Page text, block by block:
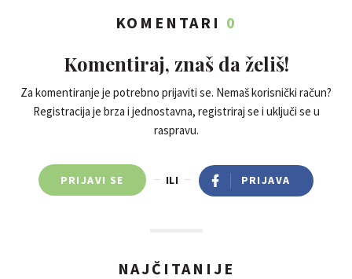
KOMENTARI 0
Komentiraj, znaš da želiš!
Za komentiranje je potrebno prijaviti se. Nemaš korisnički račun?
Registracija je brza i jednostavna, registriraj se i uključi se u
raspravu.
PRIJAVI SE ILI PRIJAVA
NAJČITANIJE